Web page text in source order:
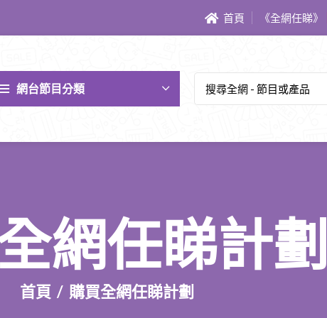
首頁 《全網任睇》
網台節目分類
網任睇計劃
首頁 購買全網任睇計劃